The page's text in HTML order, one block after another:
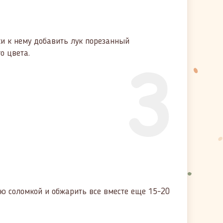
к нему добавить лук порезанный
цвета.
соломкой и обжарить все вместе еще 15-20